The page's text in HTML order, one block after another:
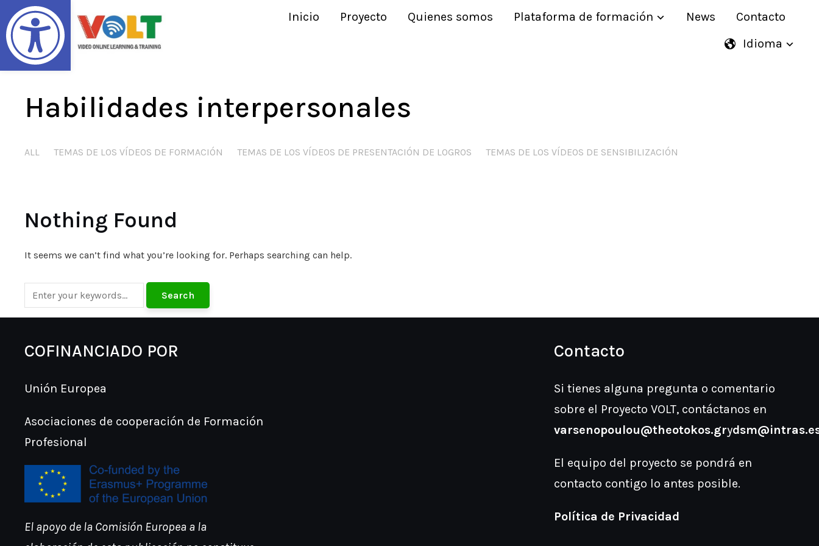
Abrir barra de herramientas
Inicio Proyecto Quienes somos Plataforma de formación News
Contacto
Idioma
Habilidades interpersonales
ALL TEMAS DE LOS VÍDEOS DE FORMACIÓN TEMAS DE LOS VÍDEOS DE PRESENTACIÓN DE LOGROS TEMAS DE LOS VÍDEOS DE SENSIBILIZACIÓN
Nothing Found
It seems we can’t find what you’re looking for. Perhaps searching can help.
COFINANCIADO POR
Unión Europea
Asociaciones de cooperación de Formación
Profesional
El apoyo de la Comisión Europea a la
Contacto
Si tienes alguna pregunta o comentario
sobre el Proyecto VOLT, contáctanos en
varsenopoulou@theotokos.gry
El equipo del proyecto se pondrá en
contacto contigo lo antes posible.
Política de Privacidad